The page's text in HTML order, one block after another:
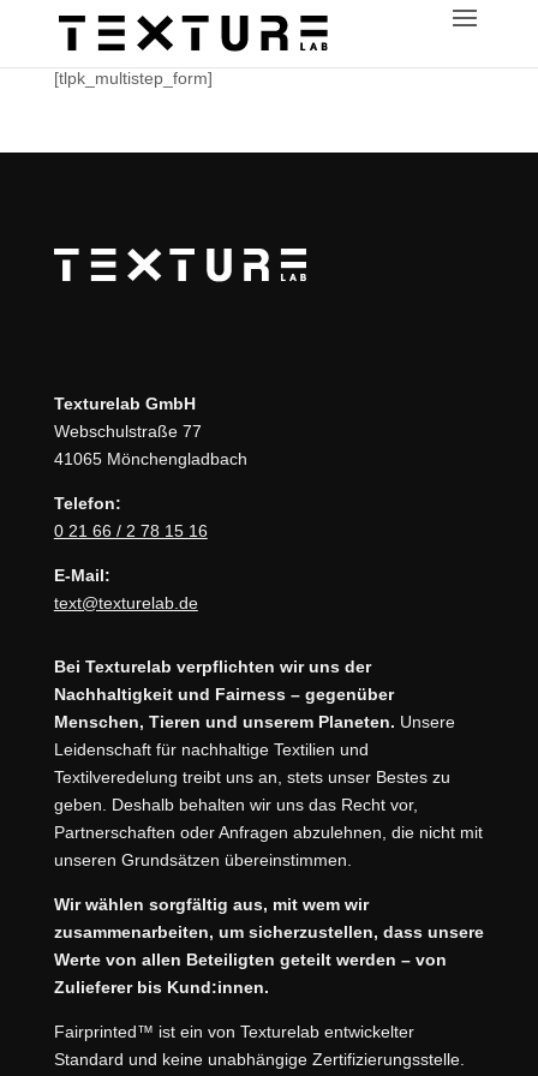
[tlpk_multistep_form]
Texturelab GmbH
Webschulstraße 77
41065 Mönchengladbach
Telefon:
0 21 66 / 2 78 15 16
E-Mail:
text@texturelab.de
Bei Texturelab verpflichten wir uns der
Nachhaltigkeit und Fairness – gegenüber
Menschen, Tieren und unserem Planeten. Unsere
Leidenschaft für nachhaltige Textilien und
Textilveredelung treibt uns an, stets unser Bestes zu
geben. Deshalb behalten wir uns das Recht vor,
Partnerschaften oder Anfragen abzulehnen, die nicht mit
unseren Grundsätzen übereinstimmen.
Wir wählen sorgfältig aus, mit wem wir
zusammenarbeiten, um sicherzustellen, dass unsere
Werte von allen Beteiligten geteilt werden – von
Zulieferer bis Kund:innen.
Fairprinted™ ist ein von Texturelab entwickelter
Standard und keine unabhängige Zertifizierungsstelle.